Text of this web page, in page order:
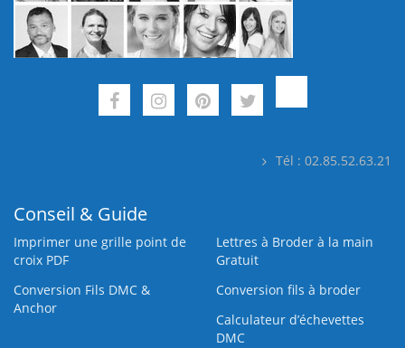
Tél : 02.85.52.63.21
Conseil & Guide
Imprimer une grille point de
croix PDF
Lettres à Broder à la main
Gratuit
Conversion Fils DMC &
Anchor
Conversion fils à broder
Calculateur d’échevettes
DMC